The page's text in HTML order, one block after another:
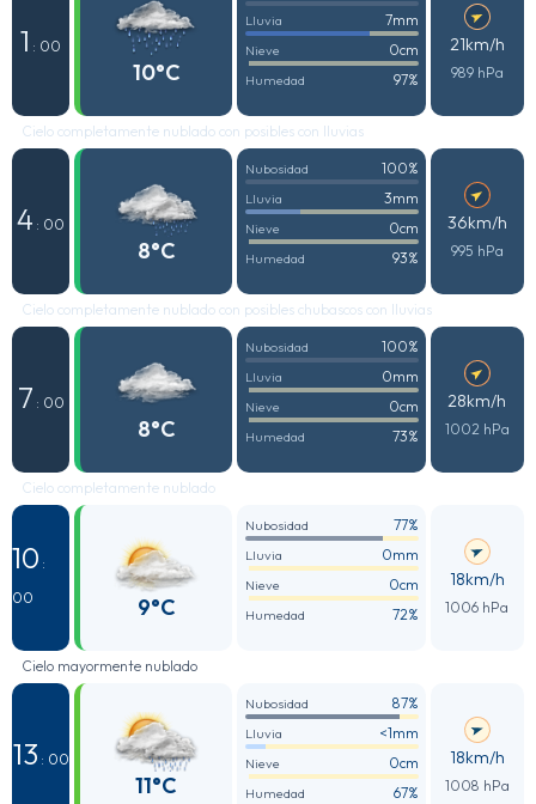
1 : 00
10°C
Lluvia 7mm
Nieve 0cm
Humedad 97%
21km/h
989 hPa
Cielo completamente nublado con posibles con lluvias
4 : 00
8°C
Nubosidad 100%
Lluvia 3mm
Nieve 0cm
Humedad 93%
36km/h
995 hPa
Cielo completamente nublado con posibles chubascos con lluvias
7 : 00
8°C
Nubosidad 100%
Lluvia 0mm
Nieve 0cm
Humedad 73%
28km/h
1002 hPa
Cielo completamente nublado
10 :
00
9°C
Nubosidad 77%
Lluvia 0mm
Nieve 0cm
Humedad 72%
18km/h
1006 hPa
Cielo mayormente nublado
13 : 00
11°C
Nubosidad 87%
Lluvia <1mm
Nieve 0cm
Humedad 67%
18km/h
1008 hPa